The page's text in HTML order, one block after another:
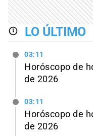
LO ÚLTIMO
03:11
Horóscopo de
de 2026
03:11
Horóscopo de
de 2026